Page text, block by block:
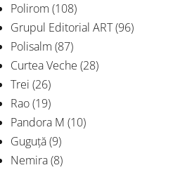
Polirom (108)
Grupul Editorial ART(96)
Polisalm (87)
Curtea Veche (28)
Trei (26)
Rao(19)
Pandora M (10)
Guguță(9)
Nemira(8)